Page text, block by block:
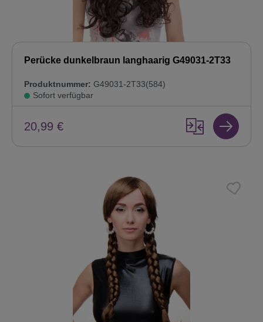
Perücke dunkelbraun langhaarig G49031-2T33
Produktnummer: G49031-2T33(584)
Sofort verfügbar
20,99 €